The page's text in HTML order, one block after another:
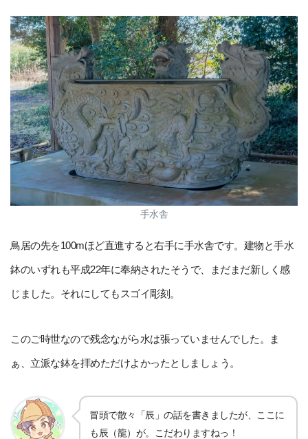
手水舎
鳥居の先を100mほど直進すると右手に手水舎です。建物と手水
鉢のいずれも平成22年に奉納されたそうで、まだまだ新しく感
じました。それにしてもスゴイ彫刻。
このご時世なので残念ながら水は張っていませんでした。ま
ぁ、立派な鉢を拝めただけよかったとしましょう。
冒頭で散々「辰」の話を書きましたが、ここに
も辰（龍）が。こだわりますねっ！